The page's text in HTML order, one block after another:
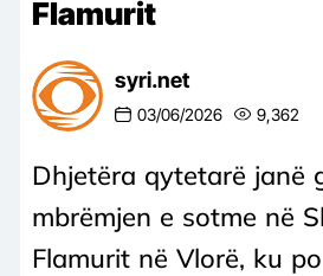
Flamurit
syri.net
03/06/2026 9,362
Dhjetëra qytetarë janë
mbrëmjen e sotme në
Flamurit në Vlorë, ku